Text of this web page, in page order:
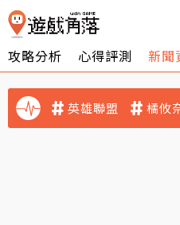
攻略分析 心得評測 新聞
英雄聯盟 橘攸